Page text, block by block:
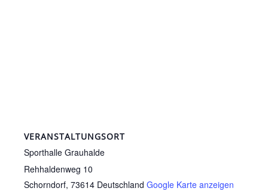
VERANSTALTUNGSORT
Sporthalle Grauhalde
Rehhaldenweg 10
Schorndorf, 73614 Deutschland Google Karte anzeigen